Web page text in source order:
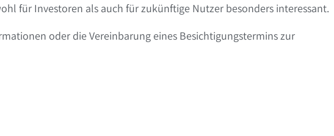
für Investoren als auch für zukünftige Nutzer besonders interessant.
oder die Vereinbarung eines Besichtigungstermins zur